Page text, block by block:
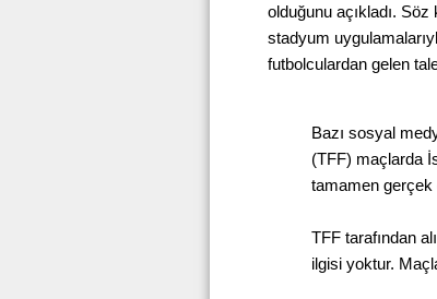
olduğunu açıkladı. Söz
stadyum
futbolculardan gelen
Bazı sosyal
(TFF) maçlarda
tamamen gerçek
TFF tarafından
ilgisi yoktur.